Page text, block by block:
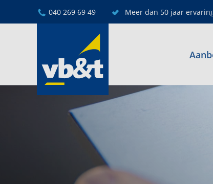
040 269 69 49 Meer dan 50 jaar